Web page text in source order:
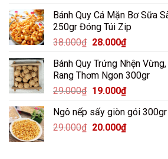
là:
39.000₫.
tại
là:
29.000₫.
Bánh Quy Cá Mặn Bơ Sữa
250gr Đóng Túi Zip
38.000₫ Giá
là:
38.000₫.
28.000₫Giá
tại
là:
28.000₫.
Bánh Quy Trứng Nhện
Rang Thơm Ngon 300gr
29.000₫ Giá
là:
29.000₫.
19.000₫Giá
tại
là:
Ngô nếp sấy giòn gói 300gr
29.000₫ Giá
20.000₫Giá